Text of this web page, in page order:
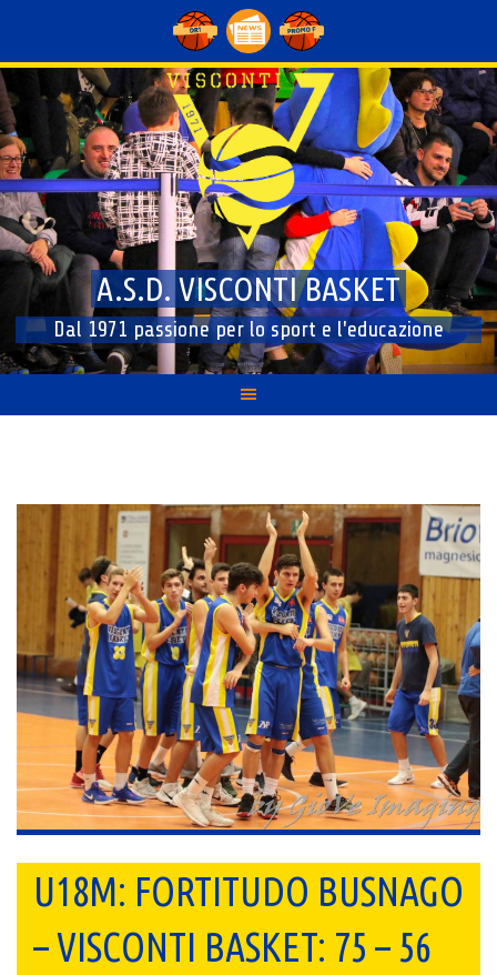
content
A.S.D. VISCONTI BASKET
Dal 1971 passione per lo sport e l'educazione
U18M: FORTITUDO BUSNAGO
– VISCONTI BASKET: 75 – 56